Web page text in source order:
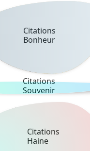
Citations
Bonheur
Citations
Souvenir
Citations
Haine